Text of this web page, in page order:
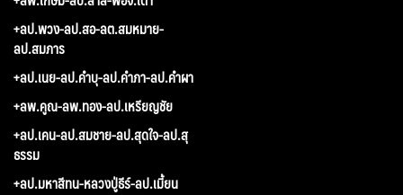
+ลป.พวง-ลป.สอ-ลต.สมหมาย-
ลป.สมภาร
+ลป.เนย-ลป.คำบุ-ลป.คำภา-ลป.คำผา
+ลพ.คูณ-ลพ.ทอง-ลป.เหรียญชัย
+ลป.เคน-ลป.สมชาย-ลป.สุดใจ-ลป.สุ
ธรรม
+ลป.มหาสีทน-หลวงปู่ธีร์-ลป.เมี้ยน